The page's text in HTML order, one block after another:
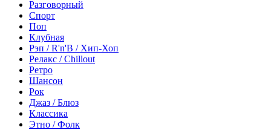
Разговорный
Спорт
Поп
Клубная
Рэп / R'n'B / Хип-Хоп
Релакс / Chillout
Ретро
Шансон
Рок
Джаз / Блюз
Классика
Этно / Фолк